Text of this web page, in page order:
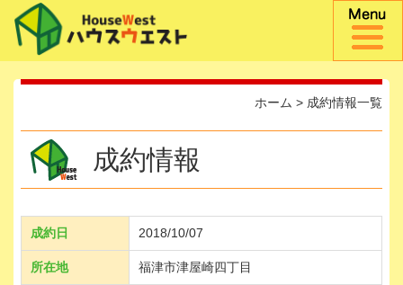
ホーム > 成約情報一覧
成約情報
成約日 2018/10/07
所在地 福津市津屋崎四丁目